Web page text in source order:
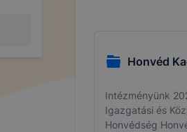
Honvéd
Intézményünk
Igazgatási és
Honvédség